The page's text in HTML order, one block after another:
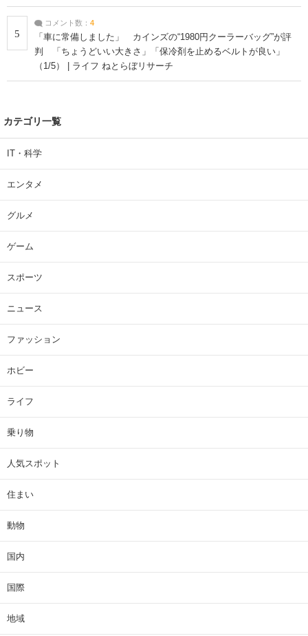
5
コメント数： 4
「車に常備しました」 カインズの“1980円クーラーバッグ”が評
判 「ちょうどいい大きさ」「保冷剤を止めるベルトが良い」
（1/5） | ライフ ねとらぼリサーチ
カテゴリ一覧
IT・科学
エンタメ
グルメ
ゲーム
スポーツ
ニュース
ファッション
ホビー
ライフ
乗り物
人気スポット
住まい
動物
国内
国際
地域